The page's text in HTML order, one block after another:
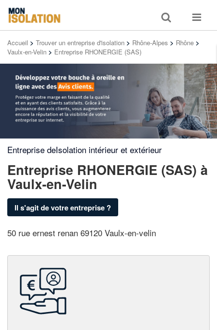
Toggle
search
Toggle
Accueil > Trouver un entreprise d'isolation > Rhône-Alpes > Rhône >
Vaulx-en-Velin > Entreprise RHONERGIE (SAS)
Entreprise deIsolation intérieur et extérieur
Entreprise RHONERGIE (SAS) à
Vaulx-en-Velin
Il s'agit de votre entreprise ?
50 rue ernest renan 69120 Vaulx-en-velin